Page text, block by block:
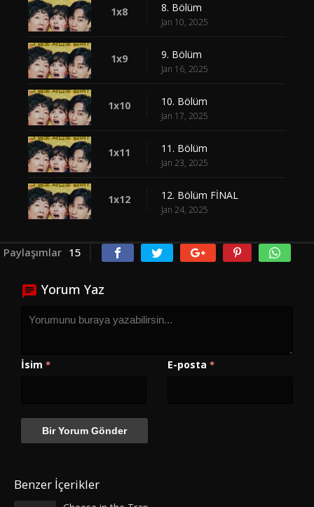
1x8 8. Bölüm
Jan 10, 2025
1x9 9. Bölüm
Jan 16, 2025
1x10 10. Bölüm
Jan 17, 2025
1x11 11. Bölüm
Jan 23, 2025
1x12 12. Bölüm FİNAL
Jan 24, 2025
Paylaşımlar 15
Yorum Yaz
İsim * E-posta *
Benzer İçerikler